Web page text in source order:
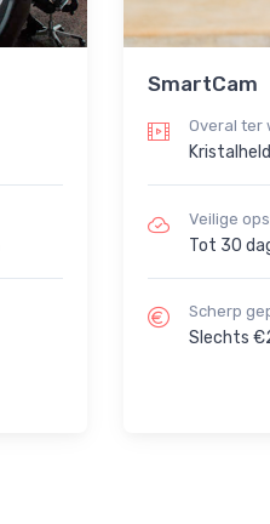
SmartCam
Overal ter
Veilige
Tot 30
Scherp
Slechts